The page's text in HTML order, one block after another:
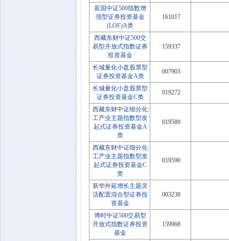
富国中证500指数增
强型证券投资基金
(LOF)A类
161017
西藏东财中证500交
易型开放式指数证券
投资基金
159337
长城量化小盘股票型
证券投资基金A类
007903
长城量化小盘股票型
证券投资基金C类
019272
西藏东财中证细分化
工产业主题指数型发
起式证券投资基金A
类
019589
西藏东财中证细分化
工产业主题指数型发
起式证券投资基金C
类
019590
新华外延增长主题灵
活配置混合型证券投
资基金
003238
博时中证500交易型
开放式指数证券投资
基金
159968